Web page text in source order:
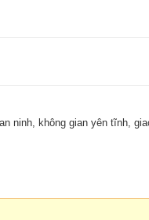
ninh, không gian yên tĩnh,